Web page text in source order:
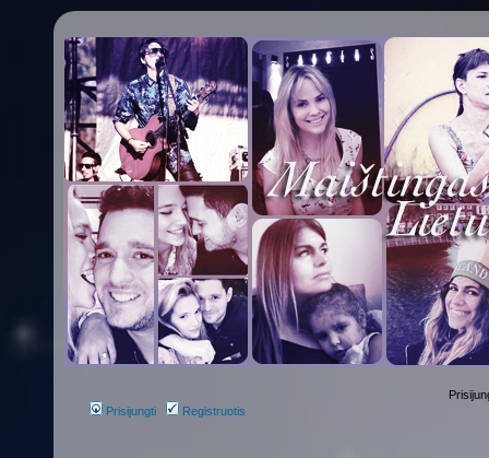
Prisijungti Registruotis